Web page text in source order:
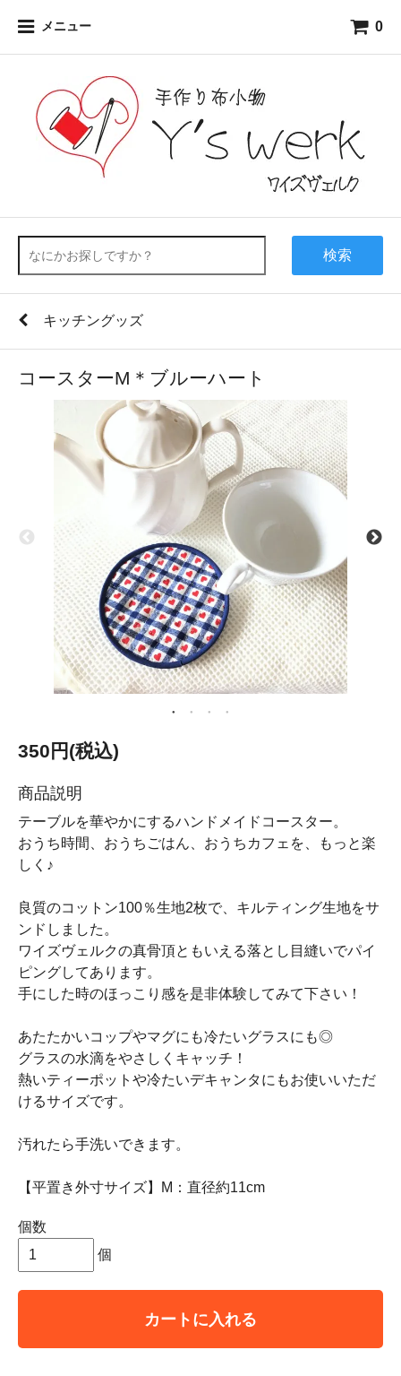
メニュー 0
検索
キッチングッズ
コースターM＊ブルーハート
350円(税込)
商品説明
テーブルを華やかにするハンドメイドコースター。
おうち時間、おうちごはん、おうちカフェを、もっと楽
しく♪
良質のコットン100％生地2枚で、キルティング生地をサ
ンドしました。
ワイズヴェルクの真骨頂ともいえる落とし目縫いでパイ
ピングしてあります。
手にした時のほっこり感を是非体験してみて下さい！
あたたかいコップやマグにも冷たいグラスにも◎
グラスの水滴をやさしくキャッチ！
熱いティーポットや冷たいデキャンタにもお使いいただ
けるサイズです。
汚れたら手洗いできます。
【平置き外寸サイズ】M：直径約11cm
個数
個
カートに入れる